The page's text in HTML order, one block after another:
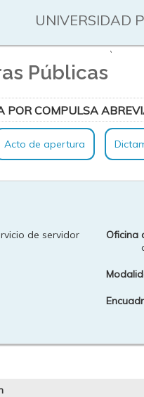
UNIVERSIDAD
Públicas
`
POR COMPULSA
Acto de apertura
de servidor
Oficina